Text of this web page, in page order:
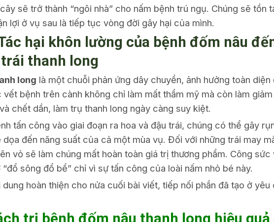
sẽ trở thành “ngôi nhà” cho nấm bệnh trú ngụ. Chúng sẽ tồn
lợi ở vụ sau là tiếp tục vòng đời gây hại của mình.
hại khôn lường của bệnh đốm nâu
thanh long
long là một chuỗi phản ứng dây chuyền, ảnh hưởng toàn diện
vết bệnh trên cành không chỉ làm mất thẩm mỹ mà còn làm
chết dần, làm trụ thanh long ngày càng suy kiệt.
tấn công vào giai đoạn ra hoa và đậu trái, chúng có thể gây
đến năng suất của cả một mùa vụ. Đối với những trái may
vỏ sẽ làm chúng mất hoàn toàn giá trị thương phẩm. Công sức
sông đổ bể” chỉ vì sự tấn công của loài nấm nhỏ bé này.
hoàn thiện cho nửa cuối bài viết, tiếp nối phần đã tạo ở yêu
trị bệnh đốm nâu thanh long hiệu